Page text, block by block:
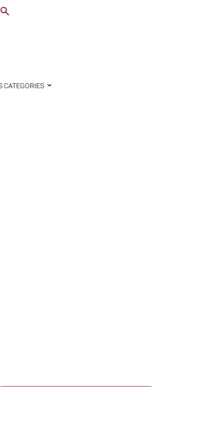
CATEGORIES